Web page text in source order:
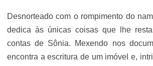
Desnorteado com o rompimento do
dedica às únicas coisas que lhe
contas de Sônia. Mexendo nos
encontra a escritura de um imóvel e,